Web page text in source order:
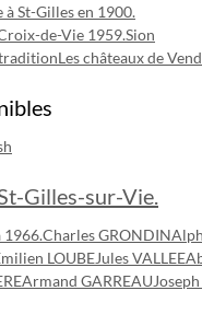
St-Gilles en 1900.
de-Vie 1959.Sion
Les châteaux de
Gilles-sur-Vie.
1966.Charles GRONDIN
LOUBEJules VALLEE
Armand GARREAU